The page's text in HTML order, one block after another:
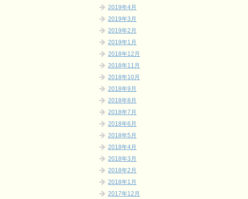
2019年4月
2019年3月
2019年2月
2019年1月
2018年12月
2018年11月
2018年10月
2018年9月
2018年8月
2018年7月
2018年6月
2018年5月
2018年4月
2018年3月
2018年2月
2018年1月
2017年12月